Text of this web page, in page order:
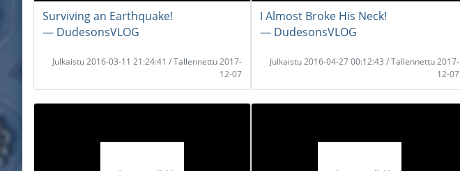
Surviving an Earthquake!
― DudesonsVLOG
Julkaistu 2016-03-11 21:24:41 / Tallennettu 2017-
12-07
I Almost Broke His Neck!
― DudesonsVLOG
Julkaistu 2016-04-27 00:12:43 / Tallennettu 2017-
12-07